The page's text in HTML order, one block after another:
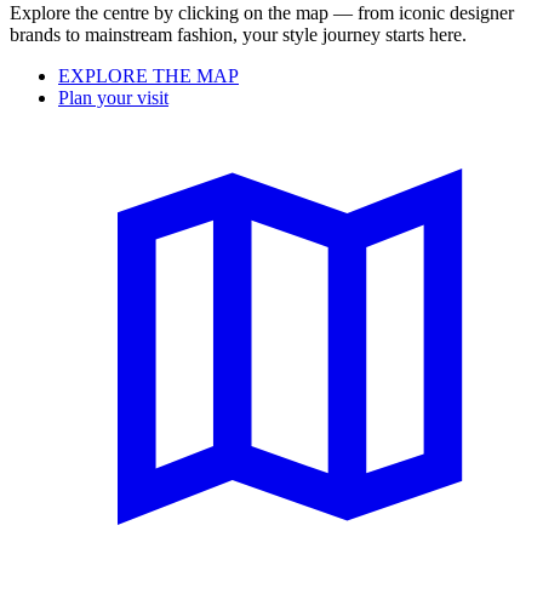
Explore the centre by clicking on the map — from iconic designer
brands to mainstream fashion, your style journey starts here.
EXPLORE THE MAP
Plan your visit